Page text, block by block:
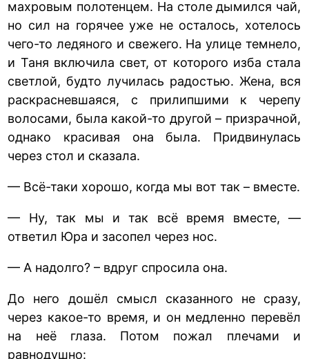
махровым полотенцем. На столе дымился чай,
но сил на горячее уже не осталось, хотелось
чего-то ледяного и свежего. На улице темнело,
и Таня включила свет, от которого изба стала
светлой, будто лучилась радостью. Жена, вся
раскрасневшаяся, с прилипшими к черепу
волосами, была какой-то другой – призрачной,
однако красивая она была. Придвинулась
через стол и сказала.
— Всё-таки хорошо, когда мы вот так – вместе.
— Ну, так мы и так всё время вместе, —
ответил Юра и засопел через нос.
— А надолго? – вдруг спросила она.
До него дошёл смысл сказанного не сразу,
через какое-то время, и он медленно перевёл
на неё глаза. Потом пожал плечами и
равнодушно: